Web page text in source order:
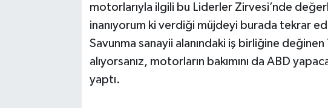
motorlarıyla ilgili bu Liderler Zirvesi’nde
inanıyorum ki verdiği müjdeyi burada tekrar
Savunma sanayii alanındaki iş birliğine değinen
alıyorsanız, motorların bakımını da ABD
yaptı.